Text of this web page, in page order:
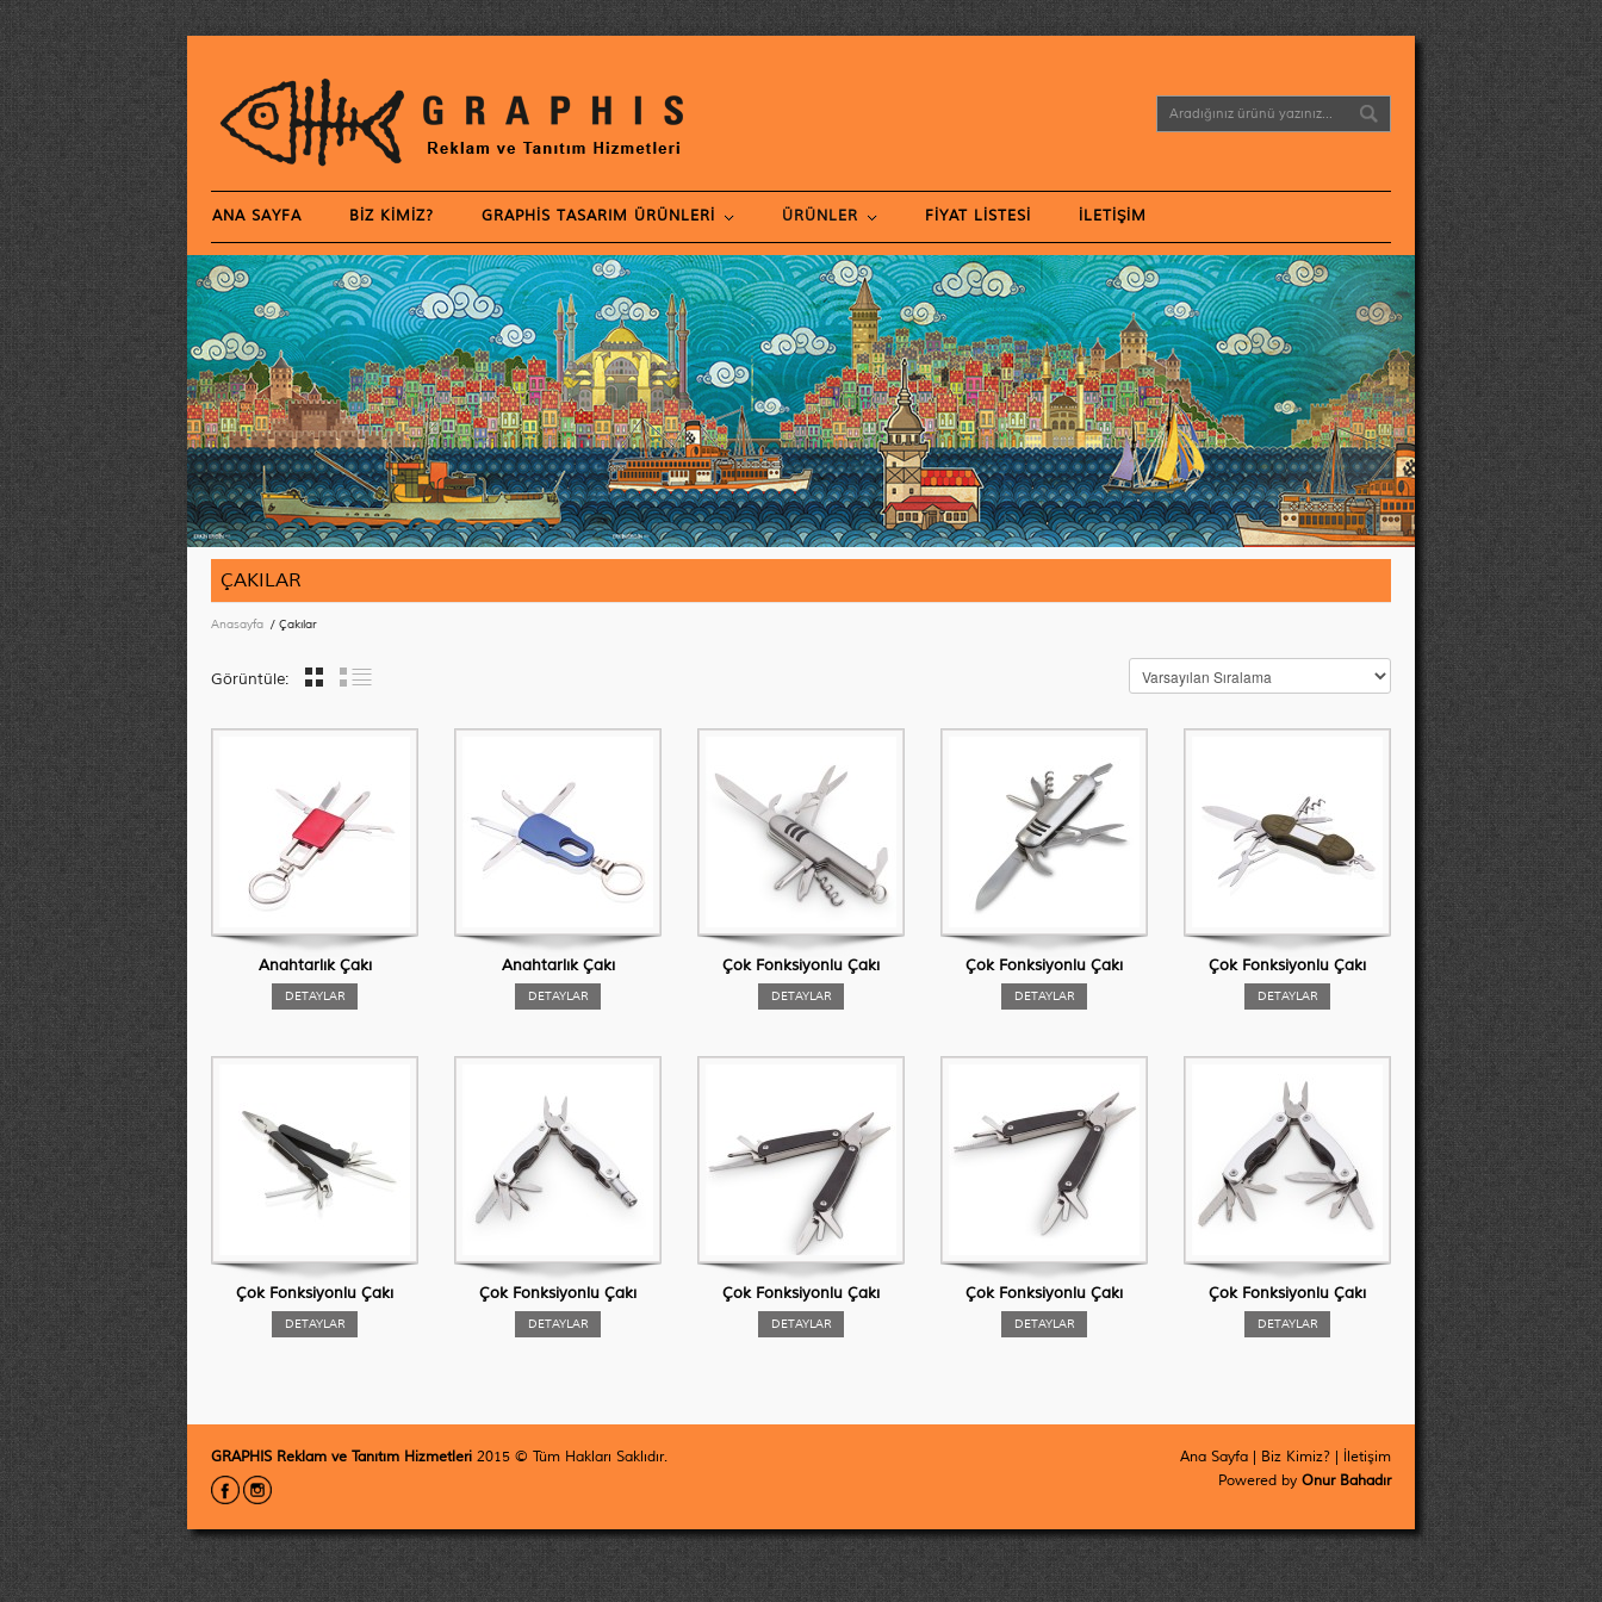
ANA SAYFA BIZ KIMIZ? GRAPHIS TASARIM ÜRÜNLERI ÜRÜNLER FIYAT LISTESI İLETIŞIM
ÇAKILAR
Anasayfa / Çakılar
Görüntüle:
Anahtarlık Çakı
DETAYLAR
Anahtarlık Çakı
DETAYLAR
Çok Fonksiyonlu Çakı
DETAYLAR
Çok Fonksiyonlu Çakı
DETAYLAR
Çok Fonksiyonlu Çakı
DETAYLAR
Çok Fonksiyonlu Çakı
DETAYLAR
Çok Fonksiyonlu Çakı
DETAYLAR
Çok Fonksiyonlu Çakı
DETAYLAR
Çok Fonksiyonlu Çakı
DETAYLAR
Çok Fonksiyonlu Çakı
DETAYLAR
GRAPHIS Reklam ve Tanıtım Hizmetleri 2015 © Tüm Hakları Saklıdır. Ana Sayfa| Biz Kimiz?| İletişim
Powered by Onur Bahadır